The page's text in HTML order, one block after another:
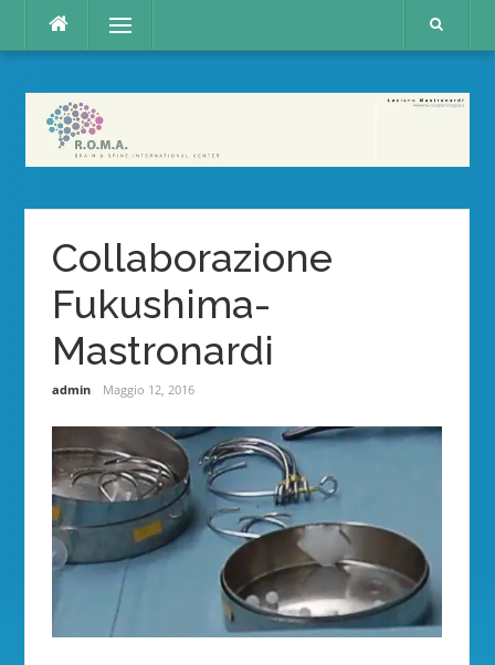
content
Menu
Collaborazione
Fukushima-
Mastronardi
admin Maggio 12, 2016